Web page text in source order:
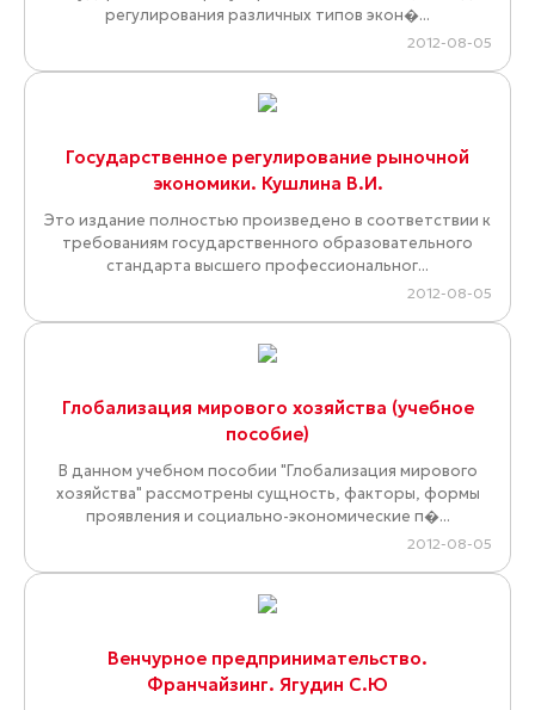
регулирования различных типов экон�...
2012-08-05
Государственное регулирование рыночной
экономики. Кушлина В.И.
Это издание полностью произведено в соответствии к
требованиям государственного образовательного
стандарта высшего профессиональног...
2012-08-05
Глобализация мирового хозяйства (учебное
пособие)
В данном учебном пособии "Глобализация мирового
хозяйства" рассмотрены сущность, факторы, формы
проявления и социально-экономические п�...
2012-08-05
Венчурное предпринимательство.
Франчайзинг. Ягудин С.Ю